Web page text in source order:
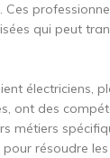
Ces
qui peut
électriciens,
ont des
métiers
résoudre